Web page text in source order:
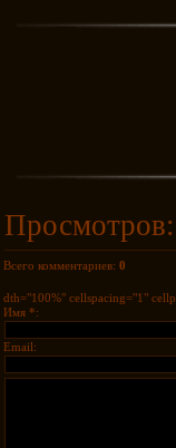
Просмотров:
Всего комментариев: 0
dth="100%" cellspacing="1"
Имя *:
Email: